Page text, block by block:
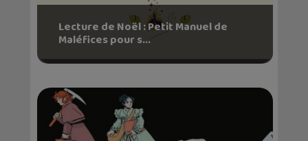
Lecture de Noël : Petit Manuel de
Maléfices pour s...